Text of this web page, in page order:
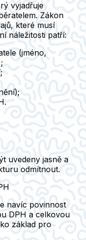
vyjadřuje
Zákon
které musí
náležitosti patří:
(jméno,
uvedeny jasně a
odmítnout.
navíc povinnost
DPH a celkovou
základ pro